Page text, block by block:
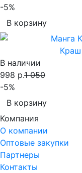
-5%
В корзину
В наличии
998 р.1 050
-5%
В корзину
Компания
О компании
Оптовые закупки
Партнеры
Контакты